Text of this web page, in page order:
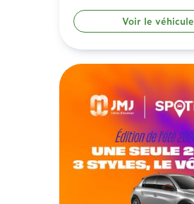
Voir le véhicule